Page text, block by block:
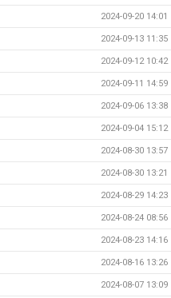
2024-09-20 14:01
2024-09-13 11:35
2024-09-12 10:42
2024-09-11 14:59
2024-09-06 13:38
2024-09-04 15:12
2024-08-30 13:57
2024-08-30 13:21
2024-08-29 14:23
2024-08-24 08:56
2024-08-23 14:16
2024-08-16 13:26
2024-08-07 13:09